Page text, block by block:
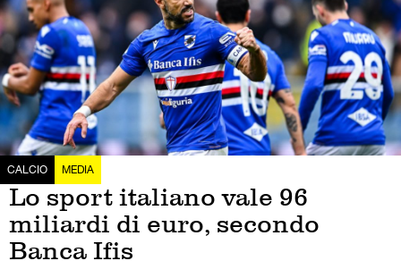
CALCIO MEDIA
Lo sport italiano vale 96
miliardi di euro, secondo
Banca Ifis